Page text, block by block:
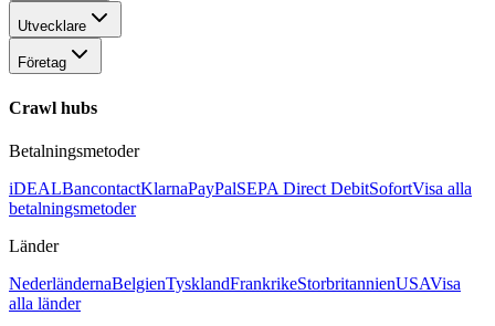
Utvecklare
Företag
Crawl hubs
Betalningsmetoder
iDEALBancontactKlarnaPayPalSEPA Direct DebitSofortVisa alla
betalningsmetoder
Länder
NederländernaBelgienTysklandFrankrikeStorbritannienUSAVisa
alla länder